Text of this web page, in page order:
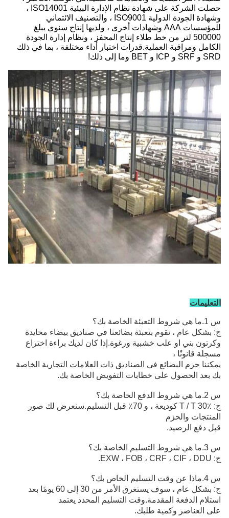
حصلت الشركة على شهادة نظام الإدارة البيئية ISO14001 ،
وشهادة الجودة الدولية ISO9001 ، والتصنيف الائتماني
للمؤسسات AAA وشهادات أخرى ، ولديها إنتاج سنوي يبلغ
500000 لتر من خط طلاء إنتاج المحفز ، ونظام إدارة الجودة
الكامل ومراقبة العملية.قدرات اختبار أداء مختلفة ، بما في ذلك
SRD و SRF و ICP و BET وما إلى ذلك!
التعليمات
س 1.ما هي شروط التعبئة الخاصة بك؟
ج: بشكل عام ، نقوم بتعبئة بضائعنا في صناديق بيضاء محايدة
وكرتون بني او علب خشبية ورغوة.إذا كان لديك براءة اختراع
مسجلة قانونًا ،
يمكننا حزم البضائع في الصناديق ذات العلامات التجارية الخاصة
بك بعد الحصول على خطابات التفويض الخاصة بك.
س 2.ما هي شروط الدفع الخاصة بك؟
ج: T / T 30٪ كوديعة ، و 70٪ قبل التسليم.سنعرض لك صور
المنتجات والحزم
قبل دفع الرصيد.
س 3.ما هي شروط التسليم الخاصة بك؟
ج: EXW ، FOB ، CRF ، CIF ، DDU.
س 4.ماذا عن وقت التسليم الخاص بك؟
ج: بشكل عام ، سوف يستغرق الأمر من 30 إلى 60 يومًا بعد
استلام الدفعة المقدمة.وقت التسليم المحدد يعتمد
على العناصر وكمية طلبك.